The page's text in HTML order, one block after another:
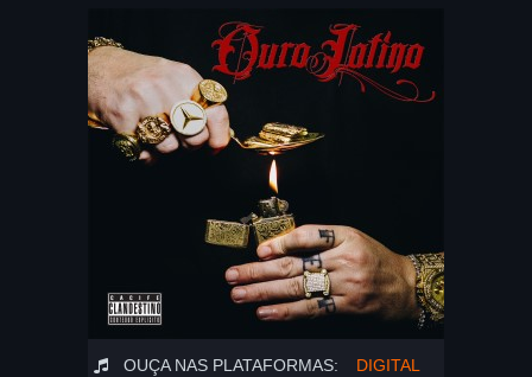
OUÇA NAS PLATAFORMAS: DIGITAL